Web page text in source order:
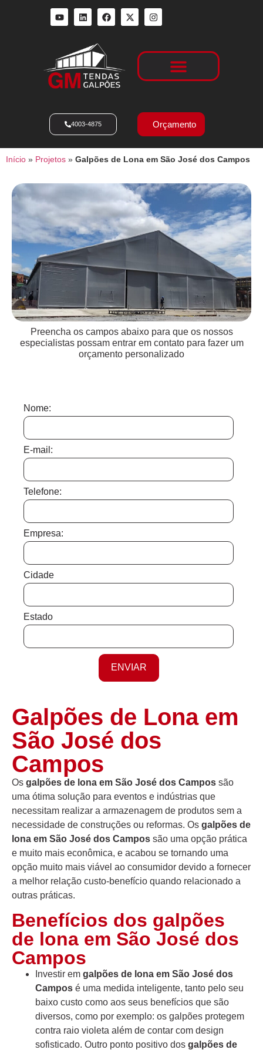
4003-4875 Orçamento
Início » Projetos » Galpões de Lona em São José dos Campos
Preencha os campos abaixo para que os nossos
especialistas possam entrar em contato para fazer um
orçamento personalizado
Nome:
E-mail:
Telefone:
Empresa:
Cidade
Estado
ENVIAR
Galpões de Lona em
São José dos
Campos
Os galpões de lona em São José dos Campos são
uma ótima solução para eventos e indústrias que
necessitam realizar a armazenagem de produtos sem a
necessidade de construções ou reformas. Os galpões de
lona em São José dos Campos são uma opção prática
e muito mais econômica, e acabou se tornando uma
opção muito mais viável ao consumidor devido a fornecer
a melhor relação custo-benefício quando relacionado a
outras práticas.
Benefícios dos galpões
de lona em São José dos
Campos
Investir em galpões de lona em São José dos
Campos é uma medida inteligente, tanto pelo seu
baixo custo como aos seus benefícios que são
diversos, como por exemplo: os galpões protegem
contra raio violeta além de contar com design
sofisticado. Outro ponto positivo dos galpões de